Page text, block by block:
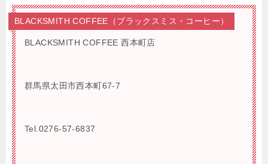
BLACKSMITH COFFEE（ブラックスミス・コーヒー）
BLACKSMITH COFFEE 西本町店
群馬県太田市西本町67-7
Tel.0276-57-6837